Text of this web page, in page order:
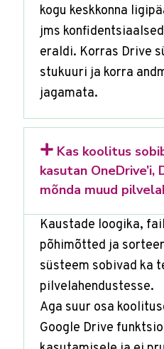
kogu keskkonna
jms
eraldi. Korras Drive
stukuuri ja korra
jagamata.
Kas koolitus
kasutan OneDrive’i,
mõnda muud
Kaustade loogika,
põhimõtted ja
süsteem sobivad ka
pilvelahendustesse.
Aga suur osa
Google Drive